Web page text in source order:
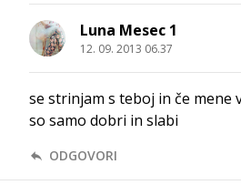
Luna Mesec 1
12. 09. 2013 06.37
se strinjam s teboj in če mene
so samo dobri in slabi
ODGOVORI